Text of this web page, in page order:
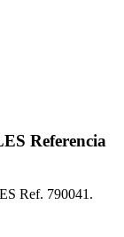
Referencia
Ref. 790041.